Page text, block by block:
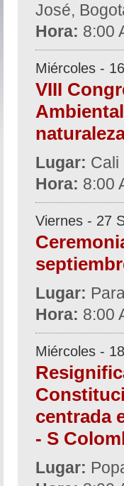
José,
Hora: 8:00
Miércoles -
VIII
Lugar: Cali
Hora: 8:00
Viernes - 27
Lugar:
Hora: 8:00
Miércoles -
centrada
- S
Lugar: